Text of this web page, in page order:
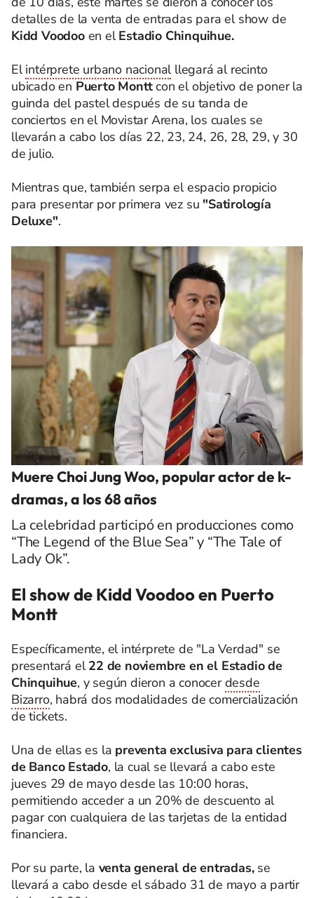
detalles de la venta de entradas para el show de
Kidd Voodooen elEstadio Chinquihue.
Elintérprete urbano nacionalllegará al recinto
ubicado en Puerto Monttcon el objetivo de poner la
guinda del pastel después de su tanda de
conciertos en el Movistar Arena, los cuales se
llevarán a cabo los días 22, 23, 24, 26, 28, 29, y 30
de julio.
Mientras que, también serpa el espacio propicio
para presentar por primera vez su "Satirología
Deluxe".
Muere Choi Jung Woo, popular actor de k-
dramas, a los 68 años
La celebridad participó en producciones como
“The Legend of the Blue Sea” y “The Tale of
Lady Ok”.
El show de Kidd Voodoo en Puerto
Montt
Específicamente, el intérprete de "La Verdad" se
presentará el22 de noviembre en el Estadio de
Chinquihue, y según dieron a conocerdesde
Bizarro, habrá dos modalidades de comercialización
de tickets.
Una de ellas es la preventa exclusiva para clientes
de Banco Estado, la cual se llevará a cabo este
jueves 29 de mayo desde las 10:00 horas,
permitiendo acceder a un 20% de descuento al
pagar con cualquiera de las tarjetas de la entidad
financiera.
Por su parte, la venta general de entradas,se
llevará a cabo desde el sábado 31 de mayo a partir